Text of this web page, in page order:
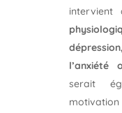
intervient
l’anxiété
serait
motivation